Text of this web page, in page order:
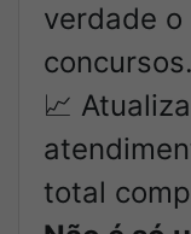
verdade
concursos.
📈
total